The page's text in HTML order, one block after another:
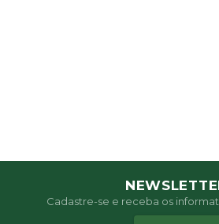
Cadastre-se e receba os